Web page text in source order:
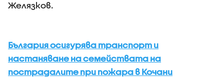
Желязков.
България осигурява транспорт и
настаняване на семействата на
пострадалите при пожара в Кочани